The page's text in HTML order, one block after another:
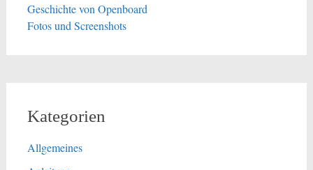
Geschichte von Openboard
Fotos und Screenshots
Kategorien
Allgemeines